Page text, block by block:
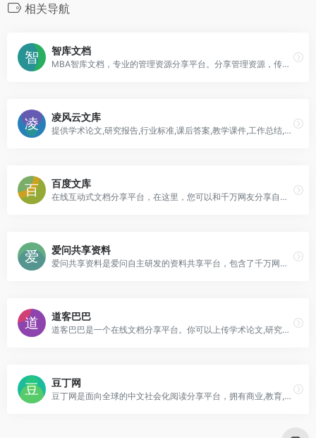
相关导航
智库文档
MBA智库文档，专业的管理资源分享平台。分享管理资源，传递管理智慧。
凌风云文库
提供学术论文,研究报告,行业标准,课后答案,教学课件,工作总结,作文等电子文档.学习教育资源在线分享，千万份专业资料免费下载
百度文库
在线互动式文档分享平台，在这里，您可以和千万网友分享自己手中的文档，全文阅读其他用户的文档，同时，也可以利用分享文档获取的积分下载文档
爱问共享资料
爱问共享资料是爱问自主研发的资料共享平台，包含了千万网友上传的多种格式的文档，同时也提供海量资料的免费下载，内容涉及教育资源、专业资料、IT资料、娱乐生活、经济管理、办公文书、游戏资料等。
道客巴巴
道客巴巴是一个在线文档分享平台。你可以上传学术论文,研究报告,行业标准,课后答案,教学课件,工作总结,作文等电子文档，可以自由交换文档，还可以分享最新的行业资讯。
豆丁网
豆丁网是面向全球的中文社会化阅读分享平台，拥有商业,教育,研究报告,行业资料,学术论文,认证考试,星座,心理学等数亿实用文档和书刊杂志。